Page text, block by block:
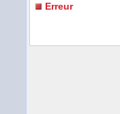
Erreur